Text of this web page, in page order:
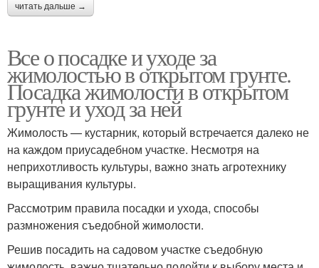
читать дальше →
Все о посадке и уходе за
жимолостью в открытом грунте.
Посадка жимолости в открытом
грунте и уход за ней
Жимолость — кустарник, который встречается далеко не
на каждом приусадебном участке. Несмотря на
неприхотливость культуры, важно знать агротехнику
выращивания культуры.
Рассмотрим правила посадки и ухода, способы
размножения съедобной жимолости.
Решив посадить на садовом участке съедобную